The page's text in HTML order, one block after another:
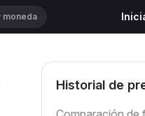
Historial de